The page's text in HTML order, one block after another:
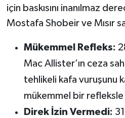
için baskısını inanılmaz
Mostafa Shobeir ve Mısır
Mükemmel Refleks:
Mac Allister’ın ceza
tehlikeli kafa vuruşunu
mükemmel bir refleksle
Direk İzin Vermedi: